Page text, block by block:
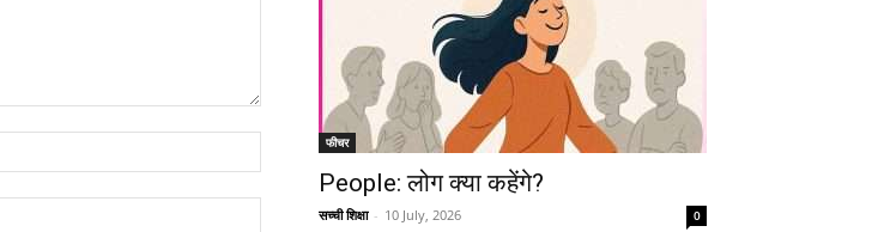
फीचर
People: लोग क्या कहेंगे?
सच्ची शिक्षा - 10 July, 2026 0